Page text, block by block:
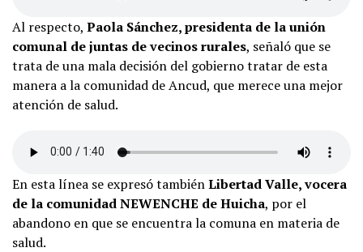
Al respecto, Paola Sánchez, presidenta de la unión
comunal de juntas de vecinos rurales, señaló que se
trata de una mala decisión del gobierno tratar de esta
manera a la comunidad de Ancud, que merece una mejor
atención de salud.
En esta línea se expresó tambiénLibertad Valle, vocera
de la comunidad NEWENCHE de Huicha, por el
abandono en que se encuentra la comuna en materia de
salud.